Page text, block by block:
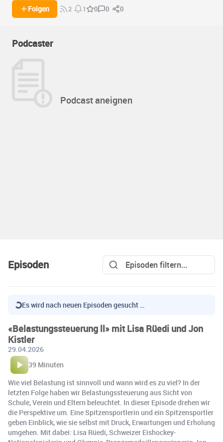
Folgen 2 1 0 0 0
Podcaster
Podcast aneignen
Episoden
Es wird nach neuen Episoden gesucht …
«Belastungssteuerung ll» mit Lisa Rüedi und Jon
Kistler
29.04.2026
39 Minuten
Wie viel Belastung ist sinnvoll und wann wird es zu viel? In der
letzten Folge haben wir Belastungssteuerung aus Sicht von
Schule, Verein und Eltern beleuchtet. In dieser Episode drehen wir
die Perspektive um. Eine Spitzensportlerin und ein Spitzensportler
geben Einblick, wie sie selbst mit Druck, Erwartungen und Erholung
umgehen. Mit dabei: Lisa Rüedi, Schweizer Eishockey-